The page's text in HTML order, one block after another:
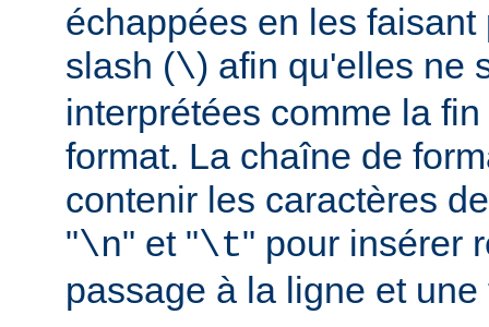
échappées en les
slash (\) afin qu'elles ne
interprétées comme la
format. La chaîne de
contenir les caractères
"\n" et "\t" pour insérer
passage à la ligne et